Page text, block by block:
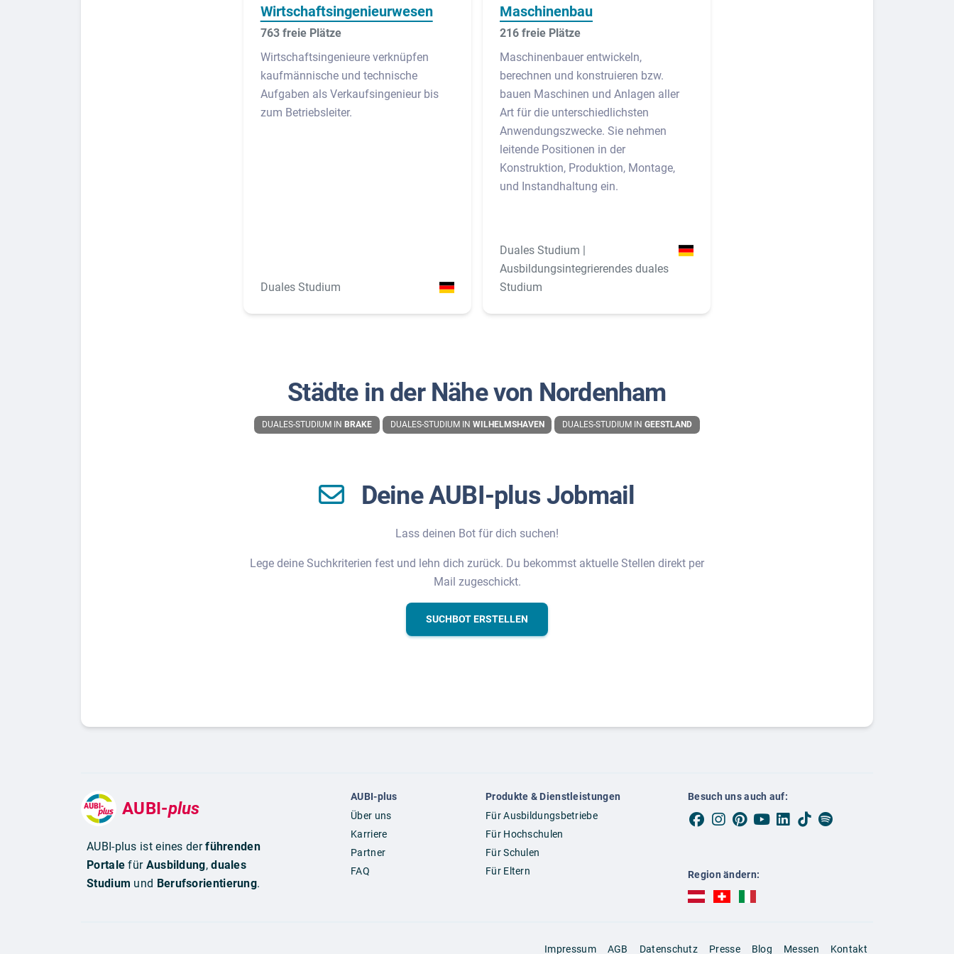
Wirtschaftsingenieurwesen
763 freie Plätze
Wirtschaftsingenieure verknüpfen
kaufmännische und technische
Aufgaben als Verkaufsingenieur bis
zum Betriebsleiter.
Duales Studium
Maschinenbau
216 freie Plätze
Maschinenbauer entwickeln,
berechnen und konstruieren bzw.
bauen Maschinen und Anlagen aller
Art für die unterschiedlichsten
Anwendungszwecke. Sie nehmen
leitende Positionen in der
Konstruktion, Produktion, Montage,
und Instandhaltung ein.
Duales Studium |
Ausbildungsintegrierendes duales
Studium
Städte in der Nähe von Nordenham
DUALES-STUDIUM IN BRAKE DUALES-STUDIUM IN WILHELMSHAVEN DUALES-STUDIUM INGEESTLAND
Deine AUBI-plus Jobmail
Lass deinen Bot für dich suchen!
Lege deine Suchkriterien fest und lehn dich zurück. Du bekommst aktuelle Stellen direkt per
Mail zugeschickt.
SUCHBOT ERSTELLEN
AUBI-plus
AUBI-plus ist eines derführenden
Portale für Ausbildung,duales
Studium und Berufsorientierung.
AUBI-plus
Über uns
Karriere
Partner
FAQ
Produkte & Dienstleistungen
Für Ausbildungsbetriebe
Für Hochschulen
Für Schulen
Für Eltern
Besuch uns auch auf:
Region ändern:
AUBI-plus Österreich (deutsch)
AUBI-plus Schweiz (deutsch)
AUBI-plus Italien (deutsch)
Impressum AGB Datenschutz Presse Blog Messen Kontakt